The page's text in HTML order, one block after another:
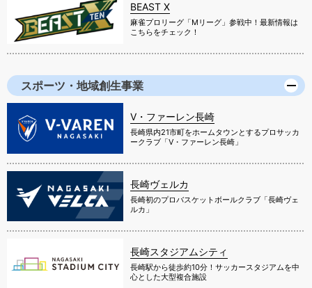
BEAST X
麻雀プロリーグ「Mリーグ」参戦中！最新情報は
こちらをチェック！
スポーツ・地域創生事業
V・ファーレン長崎
長崎県内21市町をホームタウンとするプロサッカ
ークラブ「V・ファーレン長崎」
長崎ヴェルカ
長崎初のプロバスケットボールクラブ「長崎ヴェ
ルカ」
長崎スタジアムシティ
長崎駅から徒歩約10分！サッカースタジアムを中
心とした大型複合施設